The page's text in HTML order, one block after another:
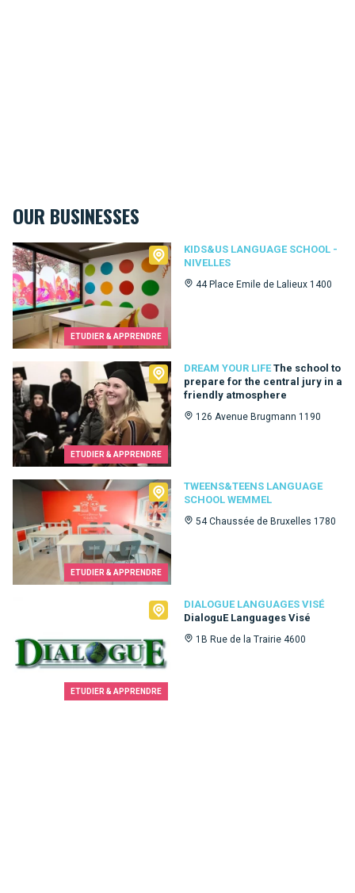
OUR BUSINESSES
ETUDIER & APPRENDRE
KIDS&US LANGUAGE SCHOOL -
NIVELLES
44 Place Emile de Lalieux 1400
Kids&Us language school - Nivelles
ETUDIER & APPRENDRE
DREAM YOUR LIFE The school to
prepare for the central jury in a
friendly atmosphere
126 Avenue Brugmann 1190
Dream Your Life
ETUDIER & APPRENDRE
TWEENS&TEENS LANGUAGE
SCHOOL WEMMEL
54 Chaussée de Bruxelles 1780
Tweens&Teens language school Wemmel
ETUDIER & APPRENDRE
DIALOGUE LANGUAGES VISÉ
DialoguE Languages Visé
1B Rue de la Trairie 4600
Dialogue Languages Visé